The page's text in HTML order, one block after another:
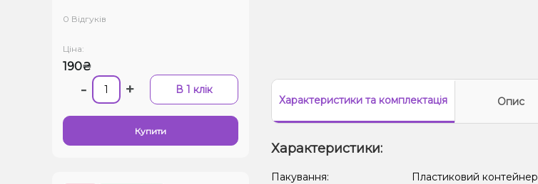
0 Відгуків
Ціна:
190₴
- + В 1 клік
Купити
Характеристикита комплектація Опис
Характеристики:
Пакування:
Пластиковий контейнер